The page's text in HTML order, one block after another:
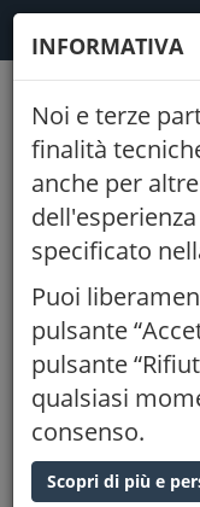
INFORMATIVA
Noi e terze
finalità
anche per
specificato
Puoi
pulsante
pulsante
qualsiasi
consenso.
Scopri di più e
Indietro
Dal Bosco
legname e
legno
26/05/2026
Piazza Stazione, 1
Posti tot.:
40
Proponente: Ordine di
CFP:
0,250 Tipo: